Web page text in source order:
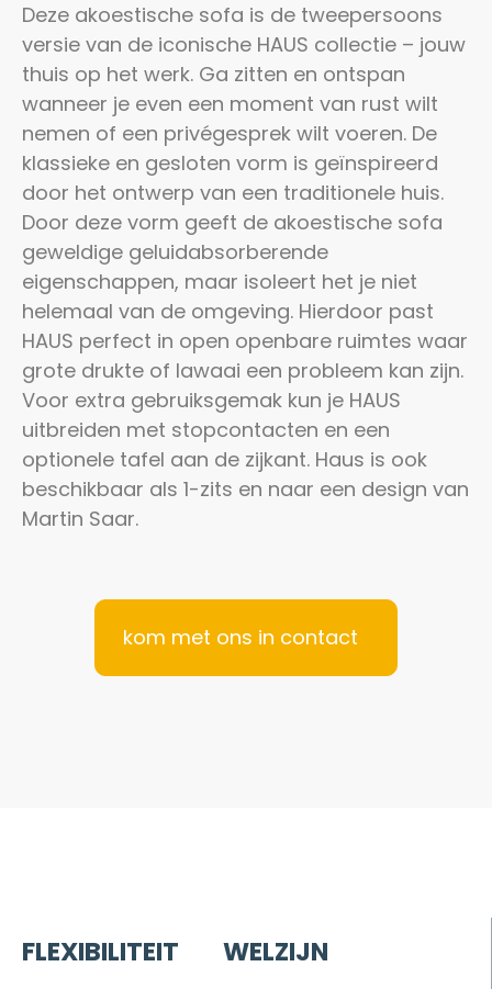
Deze akoestische sofa is de tweepersoons
versie van de iconische HAUS collectie – jouw
thuis op het werk. Ga zitten en ontspan
wanneer je even een moment van rust wilt
nemen of een privégesprek wilt voeren. De
klassieke en gesloten vorm is geïnspireerd
door het ontwerp van een traditionele huis.
Door deze vorm geeft de akoestische sofa
geweldige geluidabsorberende
eigenschappen, maar isoleert het je niet
helemaal van de omgeving. Hierdoor past
HAUS perfect in open openbare ruimtes waar
grote drukte of lawaai een probleem kan zijn.
Voor extra gebruiksgemak kun je HAUS
uitbreiden met stopcontacten en een
optionele tafel aan de zijkant. Haus is ook
beschikbaar als 1-zits en naar een design van
Martin Saar.
kom met ons in contact
FLEXIBILITEIT WELZIJN